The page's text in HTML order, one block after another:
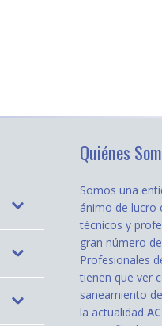
Quiénes
Somos una
ánimo de lucro
técnicos y
gran número
Profesionales
tienen que ver
saneamiento
la actualidad